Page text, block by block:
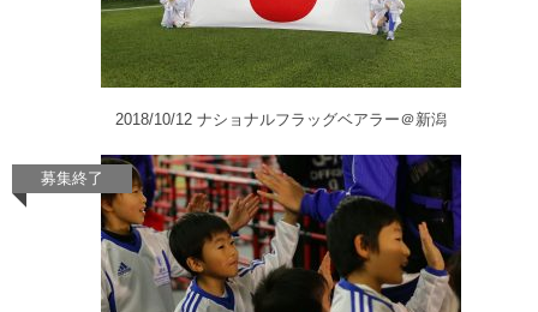
2018/10/12 ナショナルフラッグベアラー＠新潟